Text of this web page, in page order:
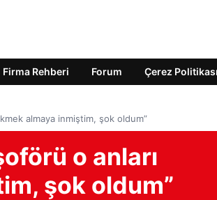
Firma Rehberi Forum Çerez Politikası
almaya inmiştim, şok oldum”
o anları
şok oldum”